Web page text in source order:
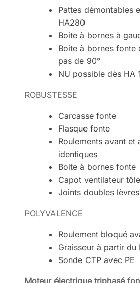
Pattes démontables
HA280
Boite à bornes à
Boite à bornes fonte
pas de 90°
NU possible dès HA
ROBUSTESSE
Carcasse fonte
Flasque fonte
Roulements avant et
identiques
Boite à bornes fonte
Capot ventilateur tôle
Joints doubles
POLYVALENCE
Roulement bloqué
Graisseur à partir du
Sonde CTP avec PE
Moteur électrique triphasé